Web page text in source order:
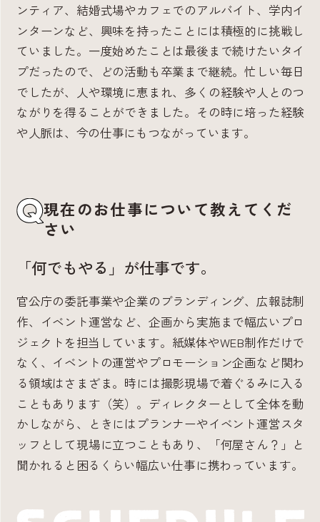
ンティア、結婚式場やカフェでのアルバイト、学内イ
ンターンなど、興味を持ったことには積極的に挑戦し
ていました。一度始めたことは最後まで続けたいタイ
プだったので、どの活動も卒業まで継続。忙しい毎日
でしたが、人や環境に恵まれ、多くの経験や人とのつ
ながりを得ることができました。その時に培った経験
や人脈は、今の仕事にもつながっています。
現在のお仕事について教えてくだ
さい
「何でもやる」が仕事です。
官公庁の委託事業や企業のブランディング、広報誌制
作、イベント運営など、企画から実施まで幅広いプロ
ジェクトを担当しています。紙媒体やWEB制作だけで
なく、イベントの運営やプロモーション企画など関わ
る領域はさまざま。時には撮影現場で着ぐるみに入る
こともあります（笑）。ディレクターとして全体を動
かしながら、ときにはプランナーやイベント運営スタ
ッフとして現場に立つこともあり、「何屋さん？」と
聞かれると困るくらい幅広い仕事に携わっています。